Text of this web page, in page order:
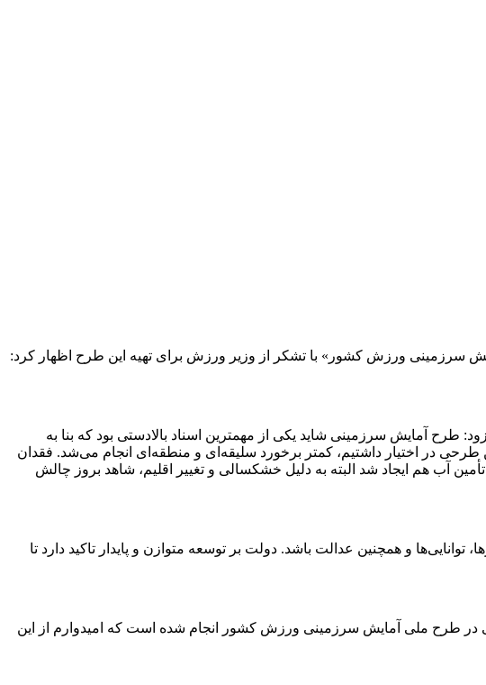
سرزمینی ورزش کشور» با تشکر از وزیر ورزش برای تهیه این طرح اظهار کرد:
طرح آمایش سرزمینی شاید یکی از مهمترین اسناد بالادستی بود که بنا به
توسعه مطرح بود که اگر چنین طرحی در اختیار داشتیم، کمتر برخورد سلیقه‌ای و منطقه‌ای انجام می‌شد. فقدان
هم ایجاد شد البته به دلیل خشکسالی و تغییر اقلیم، شاهد بروز چالش
و همچنین عدالت باشد. دولت بر توسعه متوازن و پایدار تاکید دارد تا
در طرح ملی آمایش سرزمینی ورزش کشور انجام شده است که امیدوارم از این